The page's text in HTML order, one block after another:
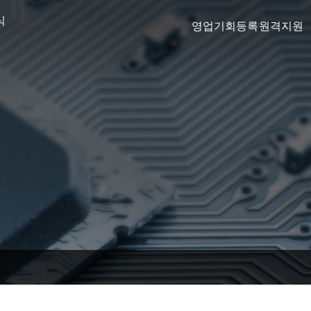
원격지원
영업기회등록